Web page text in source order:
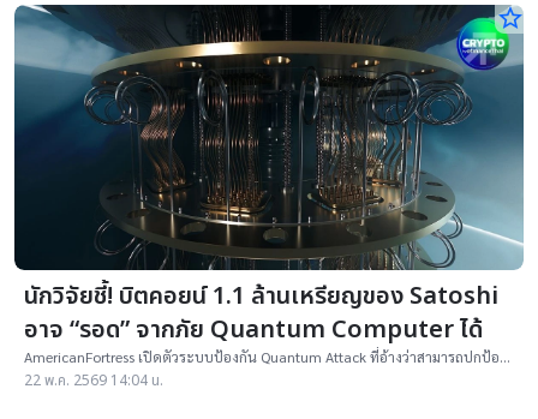
star_border
นักวิจัยชี้! บิตคอยน์ 1.1 ล้านเหรียญของ Satoshi
อาจ “รอด” จากภัย Quantum Computer ได้
AmericanFortress เปิดตัวระบบป้องกัน Quantum Attack ที่อ้างว่าสามารถปกป้อง
บิตคอยน์ 1.1 ล้าน BTC ของ Satoshi Nakamoto และกระเป๋าเก่ได้
22 พ.ค. 2569 14:04 น.